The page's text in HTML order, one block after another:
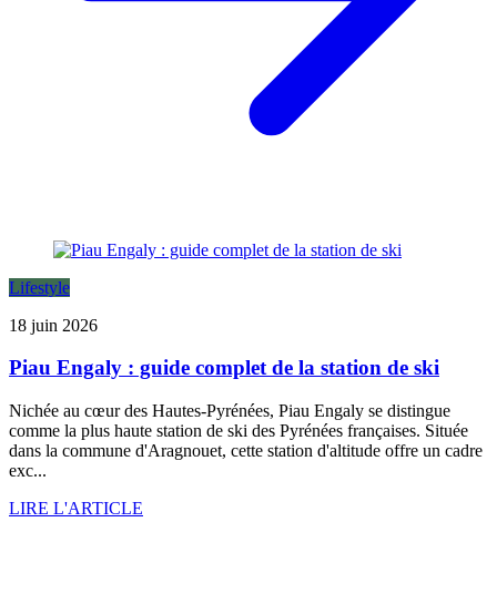
Lifestyle
18 juin 2026
Piau Engaly : guide complet de la station de ski
Nichée au cœur des Hautes-Pyrénées, Piau Engaly se distingue
comme la plus haute station de ski des Pyrénées françaises. Située
dans la commune d'Aragnouet, cette station d'altitude offre un cadre
exc...
LIRE L'ARTICLE